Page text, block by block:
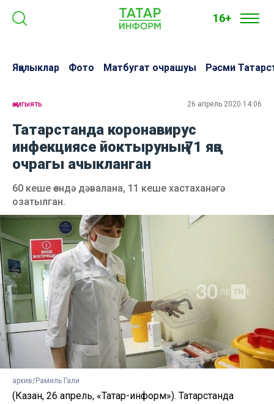
16+
Яңалыклар Фото Матбугат очрашуы Рәсми
җәмгыять 26 апрель 2020 14:06
Татарстанда коронавирус
инфекциясе йоктыруның 71 яңа
очрагы ачыкланган
60 кеше өендә дәвалана, 11 кеше хастаханәгә
озатылган.
архив/Рамиль Гали
(Казан, 26 апрель, «Татар-информ»). Татарстанда